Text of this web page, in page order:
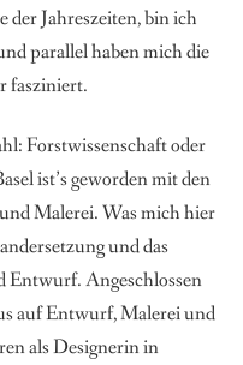
Jahreszeiten, bin ich
parallel haben mich die
fasziniert.
Forstwissenschaft oder
ist’s geworden mit den
Malerei. Was mich hier
und das
Entwurf. Angeschlossen
auf Entwurf, Malerei und
als Designerin in